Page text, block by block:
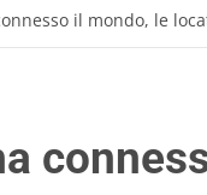
il mondo, le